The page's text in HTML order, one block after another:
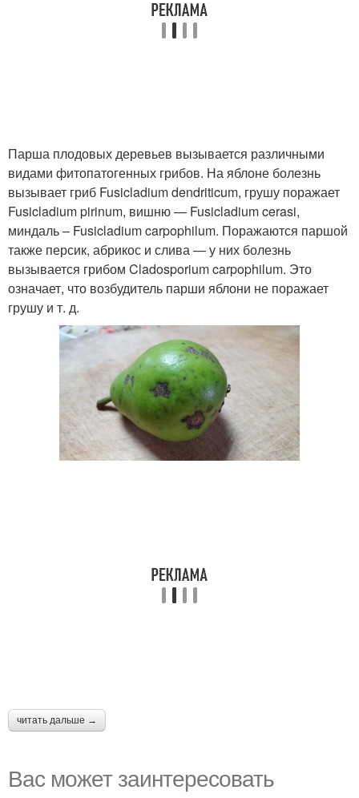
Парша плодовых деревьев вызывается различными
видами фитопатогенных грибов. На яблоне болезнь
вызывает гриб Fusicladium dendriticum, грушу поражает
Fusicladium pirinum, вишню — Fusicladium cerasi,
миндаль – Fusicladium carpophilum. Поражаются паршой
также персик, абрикос и слива — у них болезнь
вызывается грибом Cladosporium carpophilum. Это
означает, что возбудитель парши яблони не поражает
грушу и т. д.
читать дальше →
Вас может заинтересовать